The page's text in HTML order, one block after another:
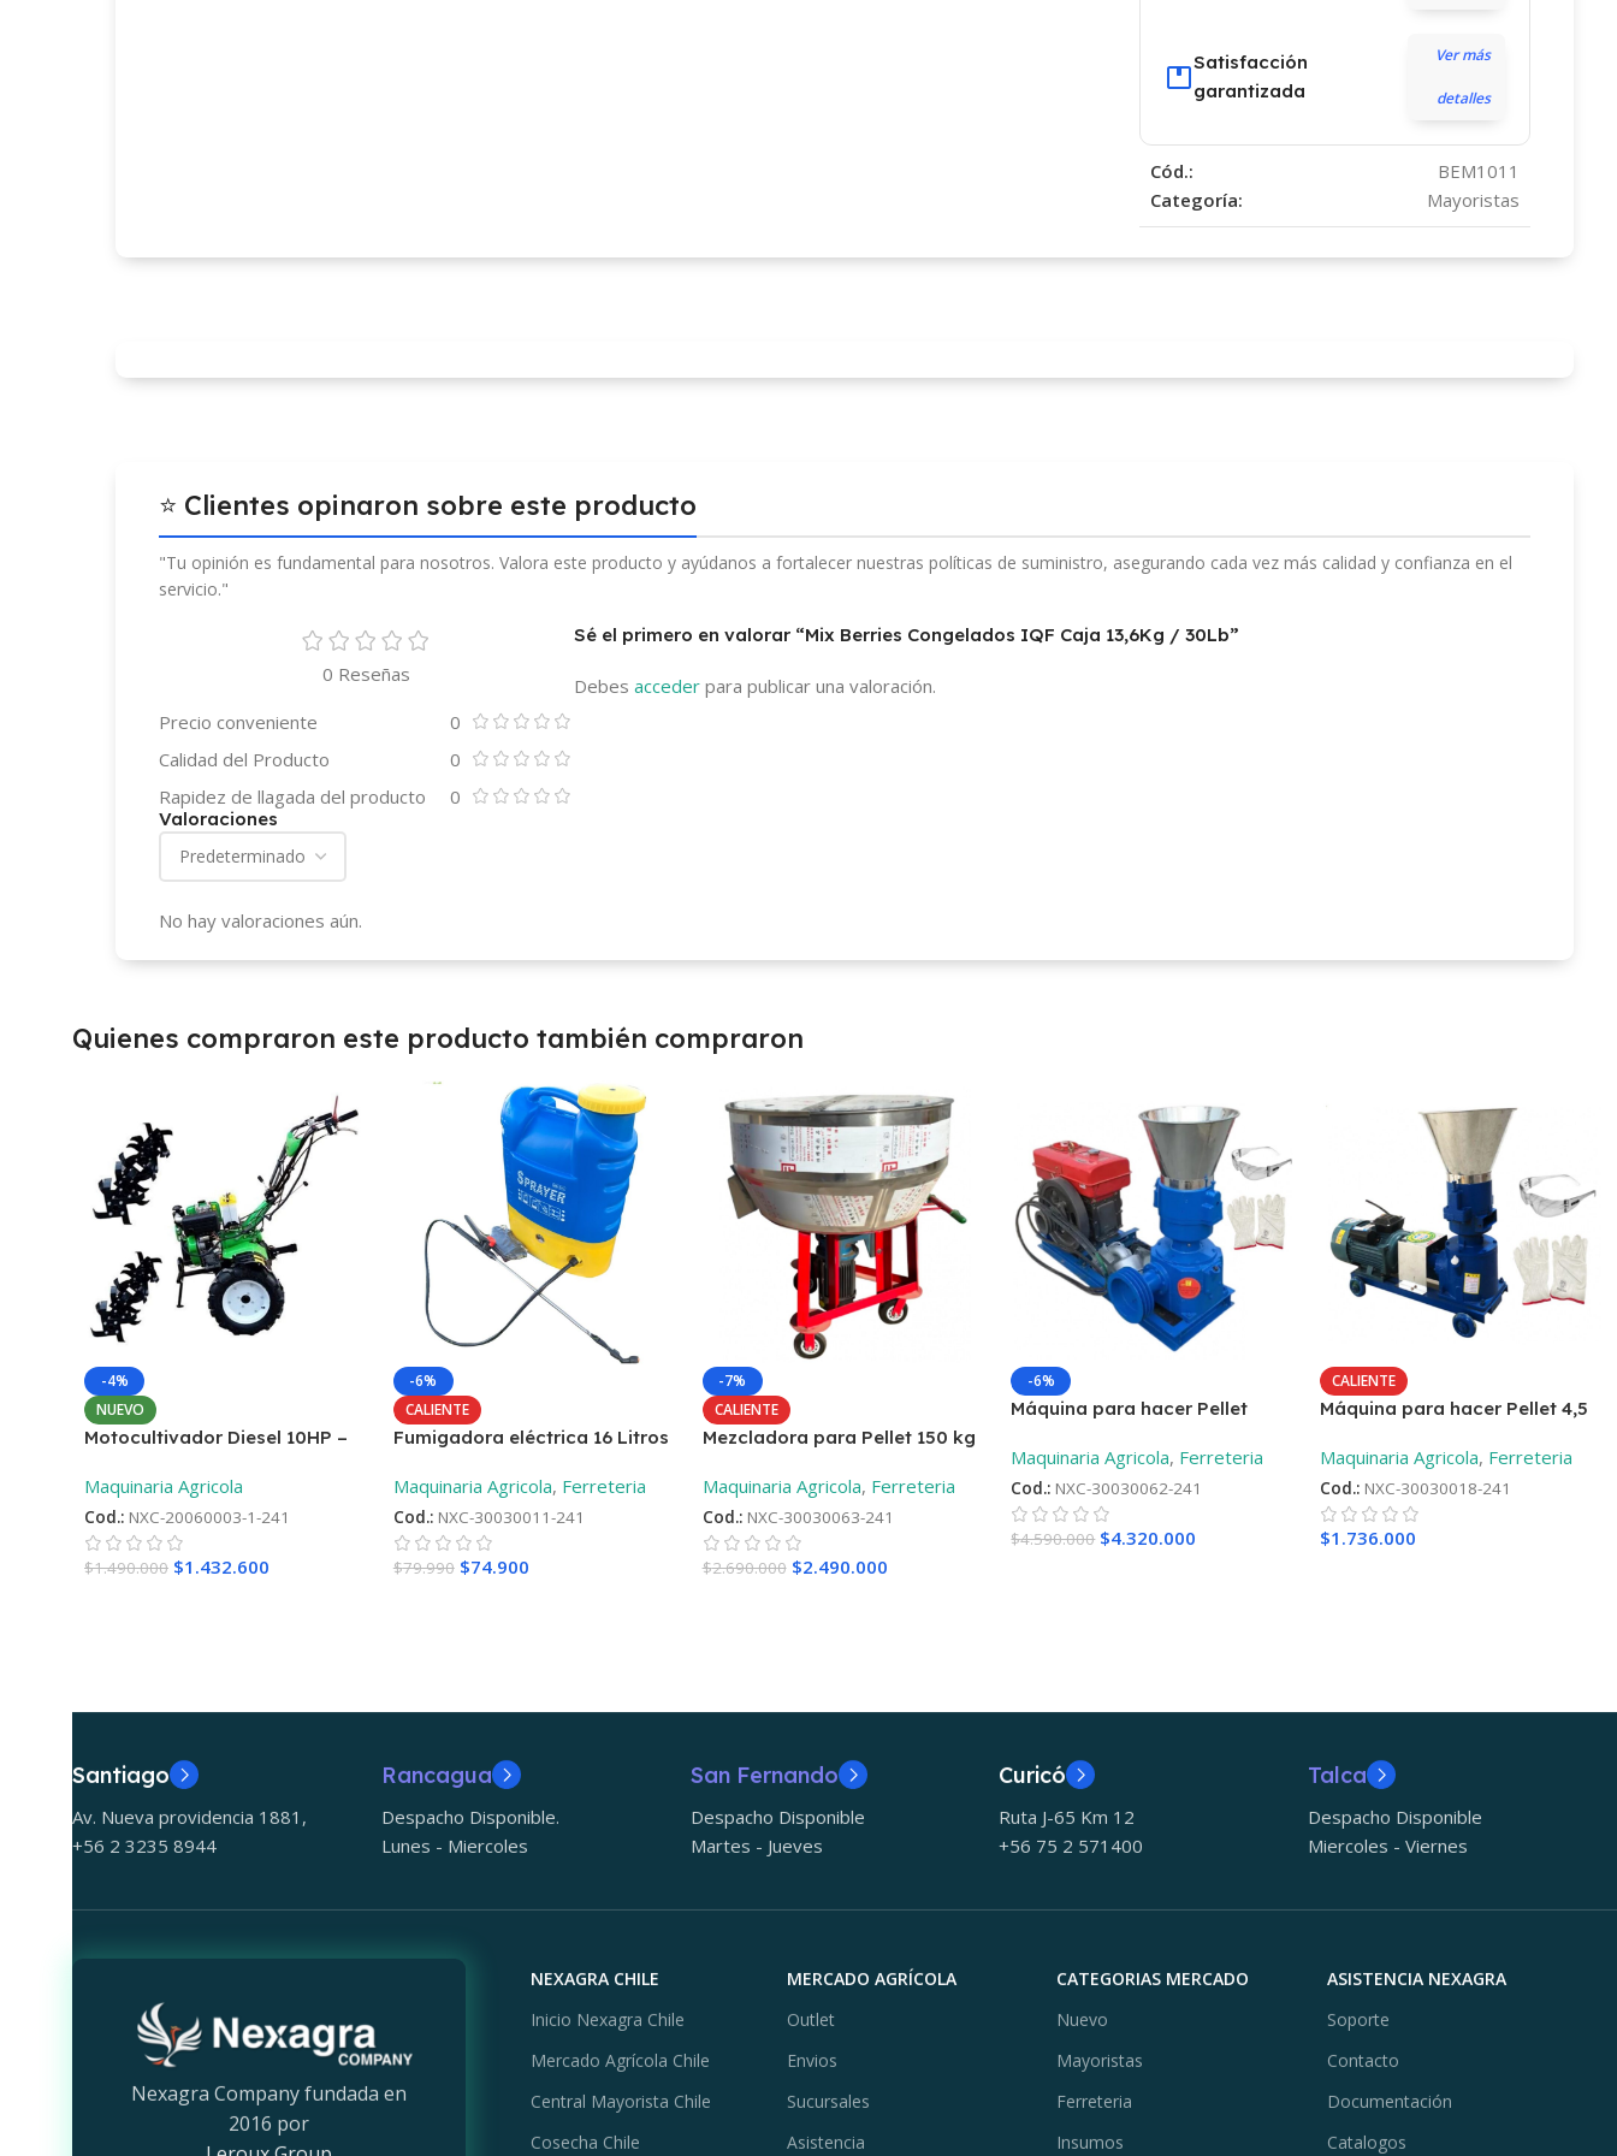
Satisfacción
garantizada
Ver más
detalles
Cód.:
BEM1011
Categoría:
Mayoristas
⭐ Clientes opinaron sobre este producto
"Tu opinión es fundamental para nosotros. Valora este producto y ayúdanos a fortalecer nuestras políticas de suministro, asegurando cada vez más calidad y confianza en el
servicio."
0 Reseñas
Precio conveniente
0
Calidad del Producto
0
Rapidez de llagada del producto
0
Valoraciones
No hay valoraciones aún.
Sé el primero en valorar “Mix Berries Congelados IQF Caja 13,6Kg / 30Lb”
Debes acceder para publicar una valoración.
Quienes compraron este producto también compraron
-4%
NUEVO
Motocultivador Diesel 10HP –
2°Repueto
Maquinaria Agricola
Cod.: NXC-20060003-1-241
$1.490.000 $1.432.600
-6%
CALIENTE
Fumigadora eléctrica 16 Litros
Maquinaria Agricola, Ferreteria
Cod.: NXC-30030011-241
$79.990 $74.900
-7%
CALIENTE
Mezcladora para Pellet 150 kg
Maquinaria Agricola, Ferreteria
Cod.: NXC-30030063-241
$2.690.000 $2.490.000
-6%
Máquina para hacer Pellet
Maquinaria Agricola, Ferreteria
Cod.: NXC-30030062-241
$4.590.000 $4.320.000
CALIENTE
Máquina para hacer Pellet 4,5
Maquinaria Agricola, Ferreteria
Cod.: NXC-30030018-241
$1.736.000
Santiago
Av. Nueva providencia 1881,
+56 2 3235 8944
Rancagua
Despacho Disponible.
Lunes - Miercoles
San Fernando
Despacho Disponible
Martes - Jueves
Curicó
Ruta J-65 Km 12
+56 75 2 571400
Talca
Despacho Disponible
Miercoles - Viernes
Nexagra Company fundada en
2016 por
NEXAGRA CHILE
Inicio Nexagra Chile
Mercado Agrícola Chile
Central Mayorista Chile
Cosecha Chile
MERCADO AGRÍCOLA
Outlet
Envios
Sucursales
Asistencia
CATEGORIAS MERCADO
Nuevo
Mayoristas
Ferreteria
Insumos
ASISTENCIA NEXAGRA
Soporte
Contacto
Documentación
Catalogos